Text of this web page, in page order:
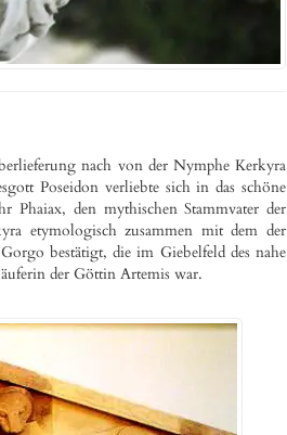
nach von der Nymphe Kerkyra
Poseidon verliebte sich in das schöne
den mythischen Stammvater der
etymologisch zusammen mit dem der
bestätigt, die im Giebelfeld des nahe
der Göttin Artemis war.